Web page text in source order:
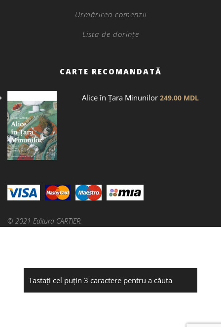
Urmărirea comenzii
Lista de dorințe
CARTE RECOMANDATĂ
Alice în Țara Minunilor 249.00 MDL
© 2021 Editura CARTIER.